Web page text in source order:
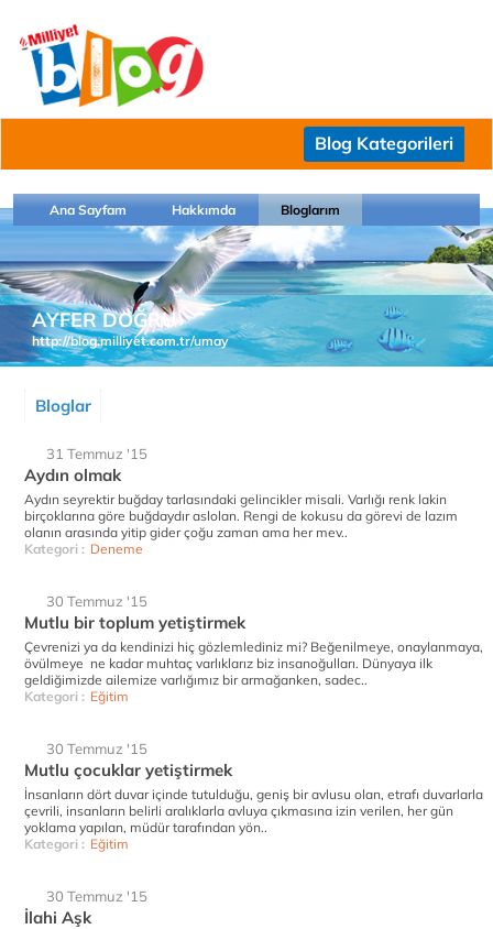
Blog Kategorileri
Ana Sayfam Hakkımda Bloglarım
AYFER DOĞRU
http://blog.milliyet.com.tr/umay
Bloglar
31 Temmuz '15
Aydın olmak
Aydın seyrektir buğday tarlasındaki gelincikler misali. Varlığı renk lakin
birçoklarına göre buğdaydır aslolan. Rengi de kokusu da görevi de lazım
olanın arasında yitip gider çoğu zaman ama her mev..
Kategori : Deneme
30 Temmuz '15
Mutlu bir toplum yetiştirmek
Çevrenizi ya da kendinizi hiç gözlemlediniz mi? Beğenilmeye, onaylanmaya,
övülmeye ne kadar muhtaç varlıklarız biz insanoğulları. Dünyaya ilk
geldiğimizde ailemize varlığımız bir armağanken, sadec..
Kategori : Eğitim
30 Temmuz '15
Mutlu çocuklar yetiştirmek
İnsanların dört duvar içinde tutulduğu, geniş bir avlusu olan, etrafı duvarlarla
çevrili, insanların belirli aralıklarla avluya çıkmasına izin verilen, her gün
yoklama yapılan, müdür tarafından yön..
Kategori : Eğitim
30 Temmuz '15
İlahi Aşk